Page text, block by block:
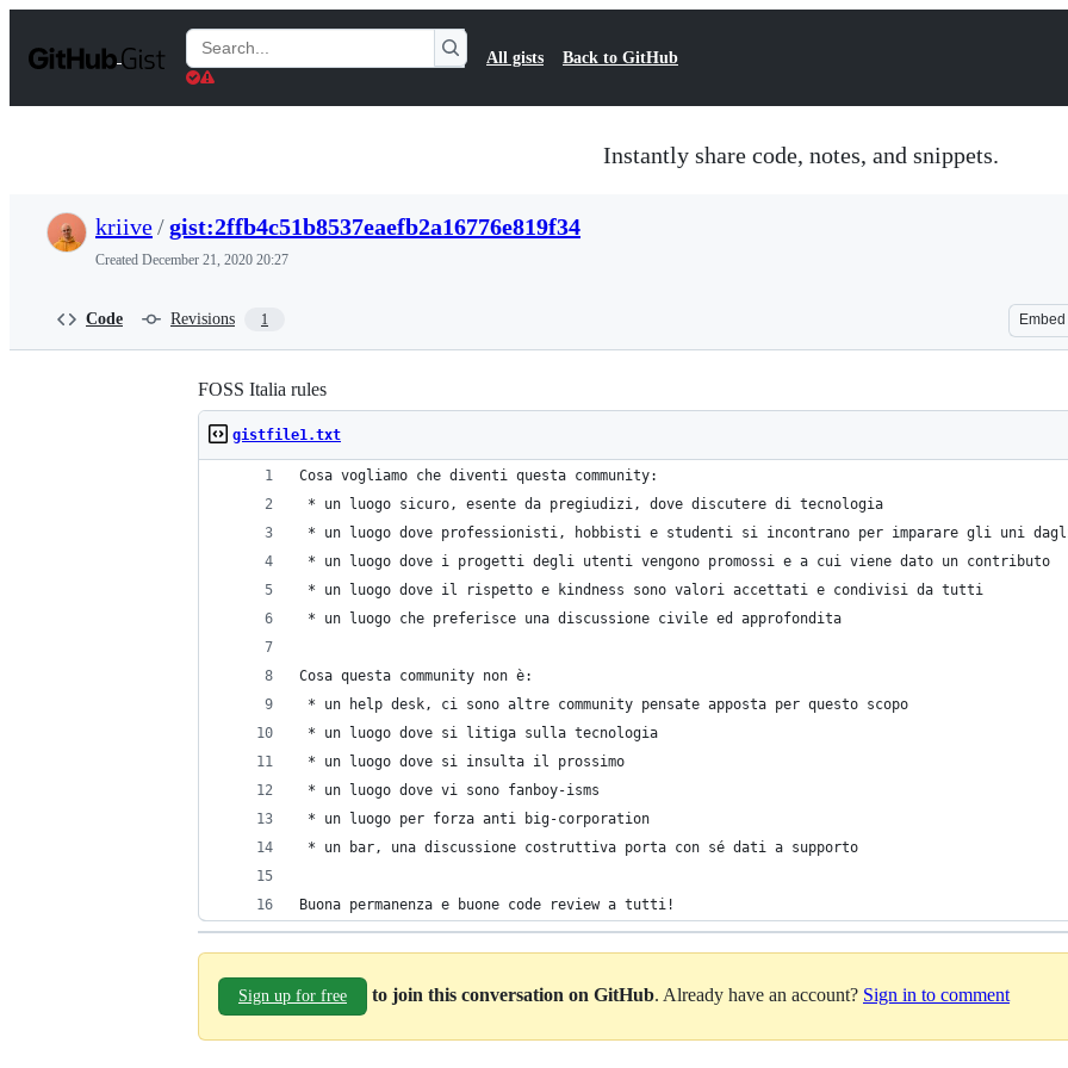
t
Search
Gists
All gists Back to GitHub
Instantly share code, notes, and snippets.
kriive/gist:2ffb4c51b8537eaefb2a16776e819f34
Created December 21, 2020 20:27
Code Revisions 1 Embed
FOSS Italia rules
gistfile1.txt
Cosa vogliamo che diventi questa community:
* un luogo sicuro, esente da pregiudizi, dove discutere di tecnologia
* un luogo dove professionisti, hobbisti e studenti si incontrano per imparare gli uni
* un luogo dove i progetti degli utenti vengono promossi e a cui viene dato un contributo
* un luogo dove il rispetto e kindness sono valori accettati e condivisi da tutti
* un luogo che preferisce una discussione civile ed approfondita
Cosa questa community non è:
* un help desk, ci sono altre community pensate apposta per questo scopo
* un luogo dove si litiga sulla tecnologia
* un luogo dove si insulta il prossimo
* un luogo dove vi sono fanboy-isms
* un luogo per forza anti big-corporation
* un bar, una discussione costruttiva porta con sé dati a supporto
Buona permanenza e buone code review a tutti!
Sign up for free to join this conversation on GitHub. Already have an account? Sign in to comment